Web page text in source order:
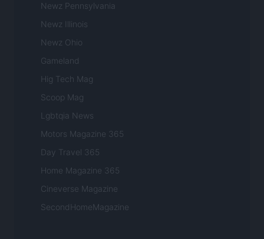
Newz Pennsylvania
Newz Illinois
Newz Ohio
Gameland
Hig Tech Mag
Scoop Mag
Lgbtqia News
Motors Magazine 365
Day Travel 365
Home Magazine 365
Cineverse Magazine
SecondHomeMagazine